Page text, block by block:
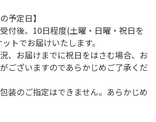
予定日】
付後、10日程度(土曜・日曜・祝日を
トでお届けいたします。
、お届けまでに祝日をはさむ場合、お
ございますのであらかじめご了承くだ
装のご指定はできません。あらかじめ